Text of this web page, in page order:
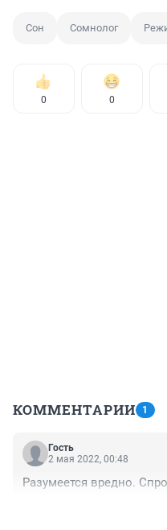
Сон Сомнолог
0 0
КОММЕНТАРИИ 1
Гость
2 мая 2022, 00:48
Разумеется вредно.